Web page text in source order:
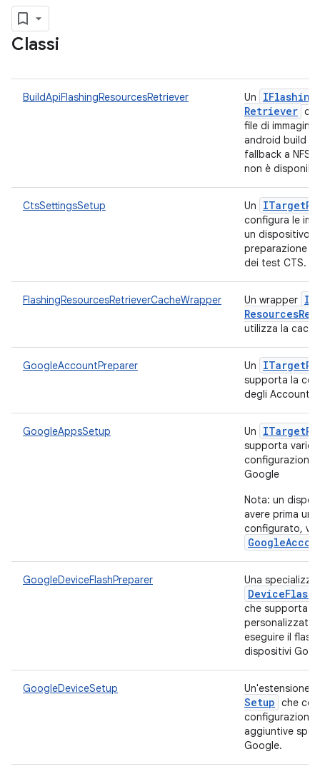
Classi
BuildApiFlashingResourcesRetriever Un IFlashing
Retriever
file di immagini
android build
fallback a NFS
non è
CtsSettingsSetup Un ITarget
configura le
un dispositivo in
preparazione
dei test CTS.
FlashingResourcesRetrieverCacheWrapper Un wrapper
Resources
utilizza la
GoogleAccountPreparer Un ITarget
supporta la
degli Account
GoogleAppsSetup Un ITarget
supporta varie
configurazione
Google
Nota: un
avere prima un
configurato,
GoogleDeviceFlashPreparer Una
DeviceFlash
che supporta i
personalizzati
eseguire il
dispositivi
GoogleDeviceSetup Un'estensione
Setup che
configurazione
aggiuntive
Google.